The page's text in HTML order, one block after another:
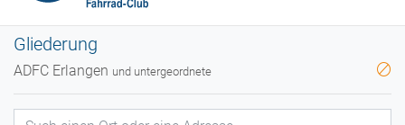
Gliederung
ADFC Erlangen und untergeordnete